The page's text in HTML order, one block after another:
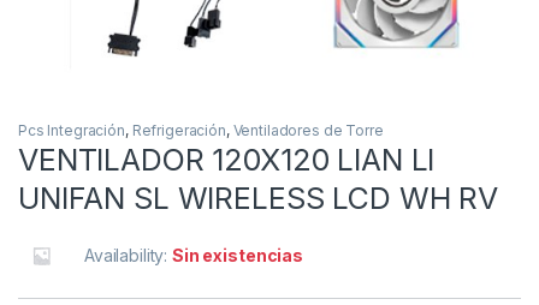
Pcs Integración, Refrigeración, Ventiladores de Torre
VENTILADOR 120X120 LIAN LI
UNIFAN SL WIRELESS LCD WH RV
Availability:Sin existencias